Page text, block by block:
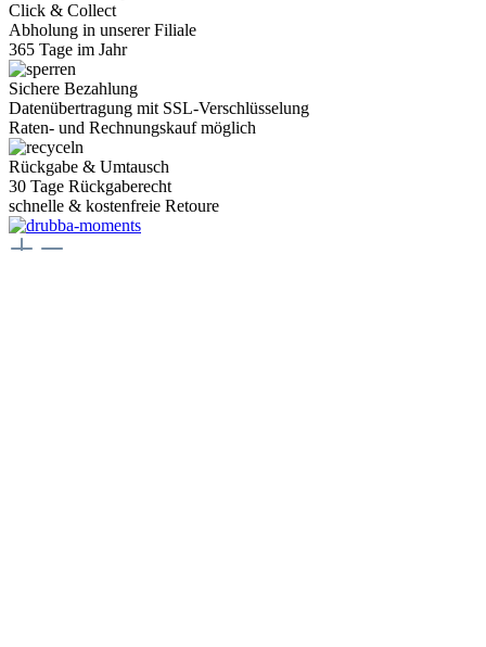
Click & Collect
Abholung in unserer Filiale
365 Tage im Jahr
Sichere Bezahlung
Datenübertragung mit SSL-Verschlüsselung
Raten- und Rechnungskauf möglich
Rückgabe & Umtausch
30 Tage Rückgaberecht
schnelle & kostenfreie Retoure